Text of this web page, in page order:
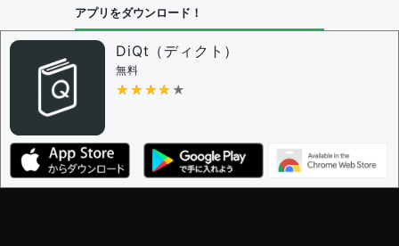
アプリをダウンロード！
DiQt（ディクト）
無料
★★★★★
★★★★★